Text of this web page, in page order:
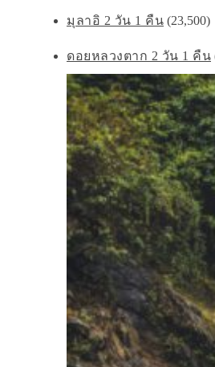
มุลาอิ 2 วัน 1 คืน (23,500)
ดอยหลวงตาก 2 วัน 1 คืน